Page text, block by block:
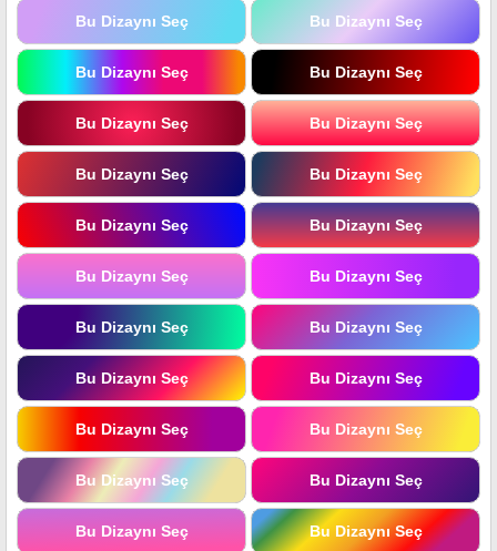
Bu Dizaynı Seç Bu Dizaynı Seç
Bu Dizaynı Seç Bu Dizaynı Seç
Bu Dizaynı Seç Bu Dizaynı Seç
Bu Dizaynı Seç Bu Dizaynı Seç
Bu Dizaynı Seç Bu Dizaynı Seç
Bu Dizaynı Seç Bu Dizaynı Seç
Bu Dizaynı Seç Bu Dizaynı Seç
Bu Dizaynı Seç Bu Dizaynı Seç
Bu Dizaynı Seç Bu Dizaynı Seç
Bu Dizaynı Seç Bu Dizaynı Seç
Bu Dizaynı Seç Bu Dizaynı Seç